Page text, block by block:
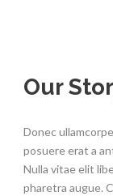
Our
Donec
posuere erat a
Nulla vitae elit
pharetra augue.